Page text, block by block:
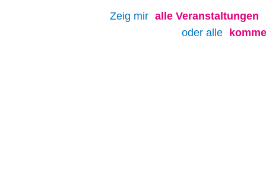
Zeig mir alle Veranstaltungen
oder alle